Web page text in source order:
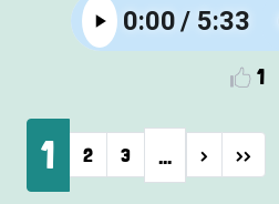
1
Pagination
1 2 3 … › Next page
››